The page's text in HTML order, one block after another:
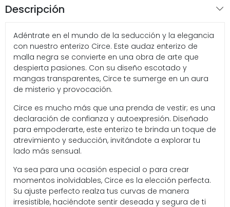
Descripción
Adéntrate en el mundo de la seducción y la elegancia
con nuestro enterizo Circe. Este audaz enterizo de
malla negra se convierte en una obra de arte que
despierta pasiones. Con su diseño escotado y
mangas transparentes, Circe te sumerge en un aura
de misterio y provocación.
Circe es mucho más que una prenda de vestir; es una
declaración de confianza y autoexpresión. Diseñado
para empoderarte, este enterizo te brinda un toque de
atrevimiento y seducción, invitándote a explorar tu
lado más sensual.
Ya sea para una ocasión especial o para crear
momentos inolvidables, Circe es la elección perfecta.
Su ajuste perfecto realza tus curvas de manera
irresistible, haciéndote sentir deseada y segura de ti